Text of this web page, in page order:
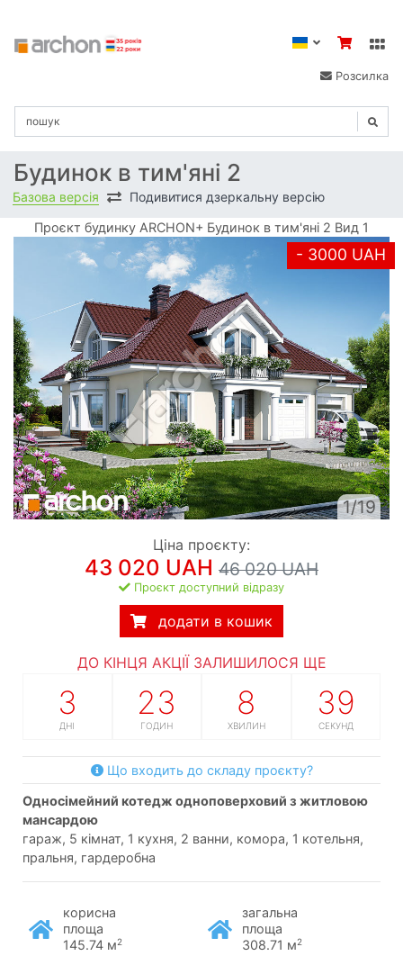
Розсилка
Будинок в тим'яні 2
Базова версія Подивитися дзеркальну версію
Проєкт будинку ARCHON+ Будинок в тим'яні 2 Вид 1
- 3000 UAH
1/19
Ціна проєкту:
43 020 UAH 46 020 UAH
Проєкт доступний відразу
додати в кошик
ДО КІНЦЯ АКЦІЇ ЗАЛИШИЛОСЯ ЩЕ
3
ДНІ
23
ГОДИН
8
ХВИЛИН
38
СЕКУНД
Що входить до складу проєкту?
односімейний котедж одноповерховий з житловою
мансардою
гараж, 5 кімнат, 1 кухня, 2 ванни, комора, 1 котельня,
пральня, гардеробна
корисна
площа
145.74 м2
загальна
площа
308.71 м2